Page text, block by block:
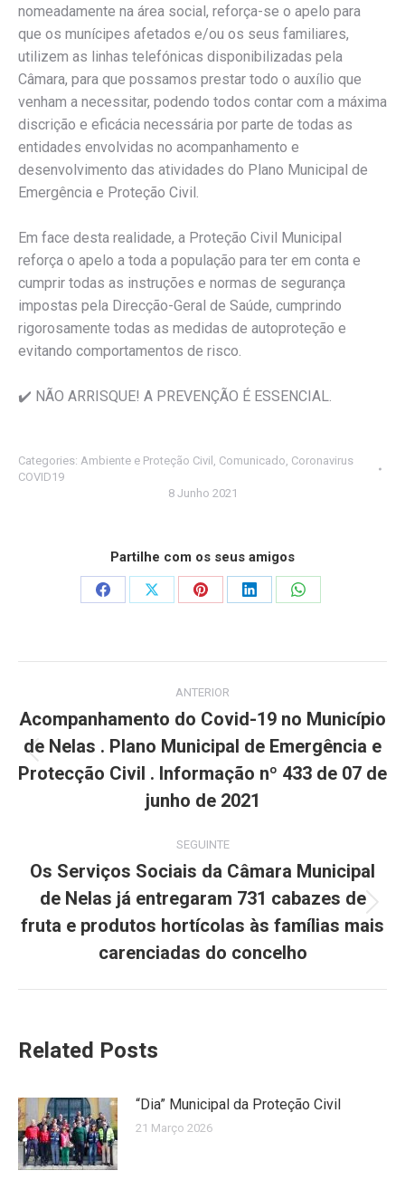
nomeadamente na área social, reforça-se o apelo para
que os munícipes afetados e/ou os seus familiares,
utilizem as linhas telefónicas disponibilizadas pela
Câmara, para que possamos prestar todo o auxílio que
venham a necessitar, podendo todos contar com a máxima
discrição e eficácia necessária por parte de todas as
entidades envolvidas no acompanhamento e
desenvolvimento das atividades do Plano Municipal de
Emergência e Proteção Civil.
Em face desta realidade, a Proteção Civil Municipal
reforça o apelo a toda a população para ter em conta e
cumprir todas as instruções e normas de segurança
impostas pela Direcção-Geral de Saúde, cumprindo
rigorosamente todas as medidas de autoproteção e
evitando comportamentos de risco.
✔️ NÃO ARRISQUE! A PREVENÇÃO É ESSENCIAL.
Categories: Ambiente e Proteção Civil , Comunicado, Coronavirus
COVID19
8 Junho 2021
Partilhe com os seus amigos
Share
Share
Share
Share
Share
navigation
ANTERIOR
Previous
post:
Acompanhamento do Covid-19 no Município
de Nelas . Plano Municipal de Emergência e
Protecção Civil . Informação nº 433 de 07 de
junho de 2021
SEGUINTE
post:
Os Serviços Sociais da Câmara Municipal
de Nelas já entregaram 731 cabazes de
fruta e produtos hortícolas às famílias mais
carenciadas do concelho
Related Posts
“Dia” Municipal da Proteção Civil
21 Março 2026